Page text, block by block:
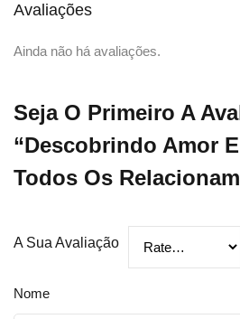
Avaliações
Ainda não há avaliações.
Seja O Primeiro A
“Descobrindo Amor
Todos Os
A Sua Avaliação
Nome